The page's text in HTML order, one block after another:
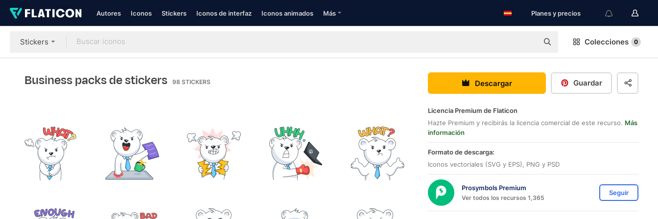
Autores Iconos Stickers Iconos de interfaz Iconos animados Más Planes y precios
Stickers Colecciones 0
Business packs de stickers 98 STICKERS Descargar Guardar
Licencia Premium de Flaticon
Hazte Premium y recibirás la licencia comercial de este recurso. Más
información
Formato de descarga:
Iconos vectoriales (SVG y EPS), PNG y PSD
Prosymbols Premium
Ver todos los recursos 1,365
Seguir